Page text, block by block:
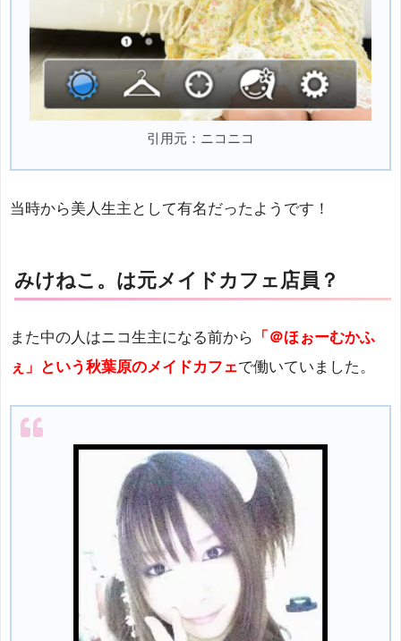
引用元：ニコニコ
当時から美人生主として有名だったようです！
みけねこ。は元メイドカフェ店員？
また中の人はニコ生主になる前から
「＠ほぉーむかふ
ぇ」という秋葉原のメイドカフェで働いていました。